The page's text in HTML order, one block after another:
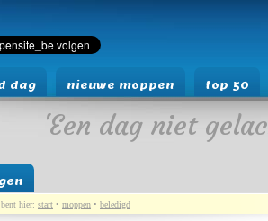
dag nieuwe moppen top 50
'Een dag niet
bent hier: start • moppen • beledigd